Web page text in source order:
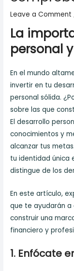
Leave a Comment
La
personal
En el mundo
invertir en tu
personal sólida.
sobre las que
El desarrollo
conocimientos y
alcanzar tus
tu identidad única
distingue de los
En este artículo,
que te ayudarán
construir una
financiero y
1. Enfócate